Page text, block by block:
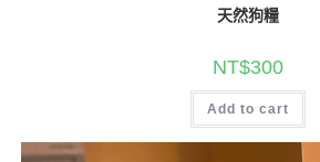
天然狗糧
NT$300
Add to cart